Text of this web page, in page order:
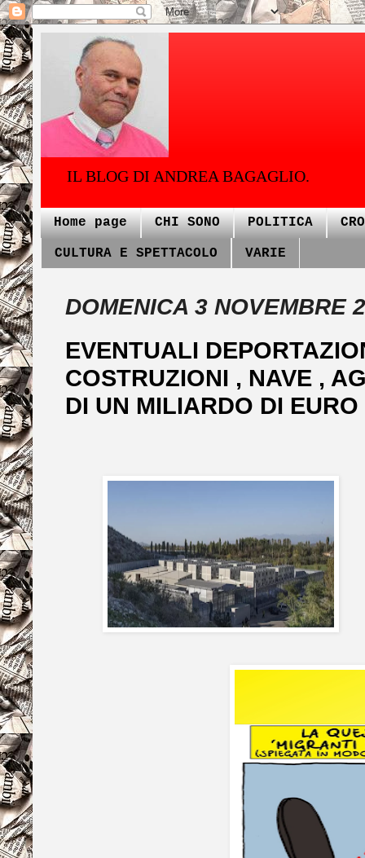
IL BLOG DI ANDREA BAGAGLIO.
Home page CHI SONO POLITICA
CULTURA E SPETTACOLO VARIE
DOMENICA 3 NOVEMBRE
EVENTUALI
COSTRUZIONI , NAVE ,
DI UN MILIARDO DI EURO